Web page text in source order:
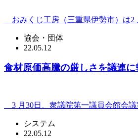
おみくじ工房（三重県伊勢市）は2
協会・団体
22.05.12
食材原価高騰の厳しさを議連
3 月30日、衆議院第一議員会館会
システム
22.05.12